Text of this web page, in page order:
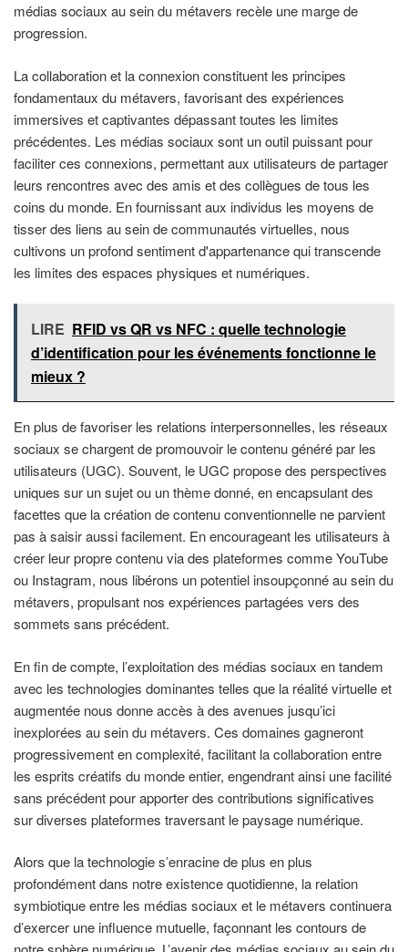
médias sociaux au sein du métavers recèle une marge de
progression.
La collaboration et la connexion constituent les principes
fondamentaux du métavers, favorisant des expériences
immersives et captivantes dépassant toutes les limites
précédentes. Les médias sociaux sont un outil puissant pour
faciliter ces connexions, permettant aux utilisateurs de partager
leurs rencontres avec des amis et des collègues de tous les
coins du monde. En fournissant aux individus les moyens de
tisser des liens au sein de communautés virtuelles, nous
cultivons un profond sentiment d'appartenance qui transcende
les limites des espaces physiques et numériques.
LIRE RFID vs QR vs NFC : quelle technologie
d’identification pour les événements fonctionne le
mieux ?
En plus de favoriser les relations interpersonnelles, les réseaux
sociaux se chargent de promouvoir le contenu généré par les
utilisateurs (UGC). Souvent, le UGC propose des perspectives
uniques sur un sujet ou un thème donné, en encapsulant des
facettes que la création de contenu conventionnelle ne parvient
pas à saisir aussi facilement. En encourageant les utilisateurs à
créer leur propre contenu via des plateformes comme YouTube
ou Instagram, nous libérons un potentiel insoupçonné au sein du
métavers, propulsant nos expériences partagées vers des
sommets sans précédent.
En fin de compte, l’exploitation des médias sociaux en tandem
avec les technologies dominantes telles que la réalité virtuelle et
augmentée nous donne accès à des avenues jusqu’ici
inexplorées au sein du métavers. Ces domaines gagneront
progressivement en complexité, facilitant la collaboration entre
les esprits créatifs du monde entier, engendrant ainsi une facilité
sans précédent pour apporter des contributions significatives
sur diverses plateformes traversant le paysage numérique.
Alors que la technologie s’enracine de plus en plus
profondément dans notre existence quotidienne, la relation
symbiotique entre les médias sociaux et le métavers continuera
d’exercer une influence mutuelle, façonnant les contours de